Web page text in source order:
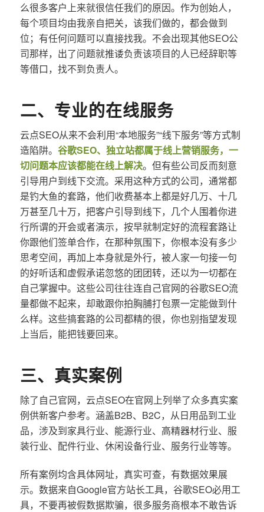
么很多客户上来就很信任我们的原因。作为创始人，
每个项目均由我亲自把关，该我们做的，都会做到
位；有任何问题可以直接找我。不会出现其他SEO公
司那样，出了问题就推诿负责该项目的人已经辞职等
等借口，找不到负责人。
二、专业的在线服务
云点SEO从来不会利用“本地服务”“线下服务”等方式制
造陷阱。 谷歌SEO、独立站都属于线上营销服务，一
切问题本应该都能在线上解决。但有些公司反而刻意
引导用户到线下交流。采用这种方式的公司，通常都
是钓大鱼的套路，他们收费基本上都是好几万、十几
万甚至几十万，把客户引导到线下，几个人围着你进
行所谓的开会或者演示，按早就制定好的流程套路让
你跟他们签单合作，在那种氛围下，你根本没有多少
思考空间，再加上本身就是外行，被人家一句接一句
的好听话和虚假承诺忽悠的团团转，还以为一切都在
自己掌握中。这些公司往往连自己官网的谷歌SEO流
量都做不起来，却敢跟你拍胸脯打包票一定能做到什
么样。这些搞套路的公司都精的很，你也别指望发现
上当后，能把钱要回来。
三、真实案例
除了自己官网，云点SEO在官网上列举了众多真实案
例供新客户参考。涵盖B2B、B2C，从日用品到工业
品，涉及到家具行业、能源行业、高精器材行业、服
装行业、配件行业、休闲设备行业、服务行业等等。
所有案例均含具体网址，真实可查，有数据效果展
示。数据来自Google官方站长工具，谷歌SEO必用工
具，不要再被假数据欺骗，很多服务商根本不敢告诉